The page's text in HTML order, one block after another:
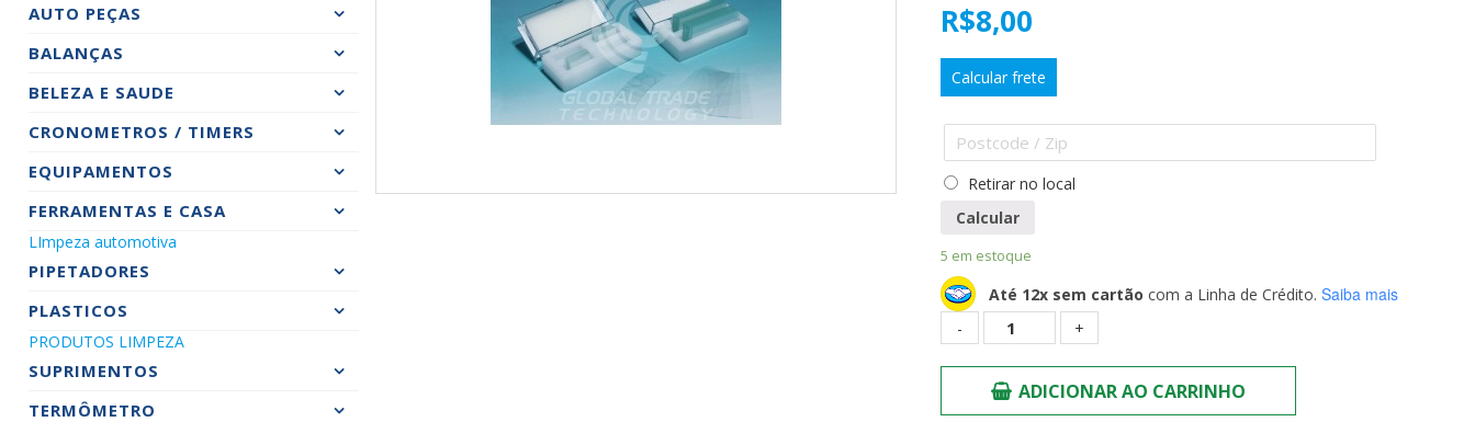
AUTO PEÇAS
BALANÇAS
BELEZA E SAUDE
CRONOMETROS / TIMERS
EQUIPAMENTOS
FERRAMENTAS E CASA
LImpeza automotiva
PIPETADORES
PLASTICOS
PRODUTOS LIMPEZA
SUPRIMENTOS
TERMÔMETRO
R$8,00
Calcular frete
Retirar no local
Calcular
5 em estoque
Até 12x sem cartão com a Linha de Crédito. Saiba mais
Quantidade
ADICIONAR AO CARRINHO